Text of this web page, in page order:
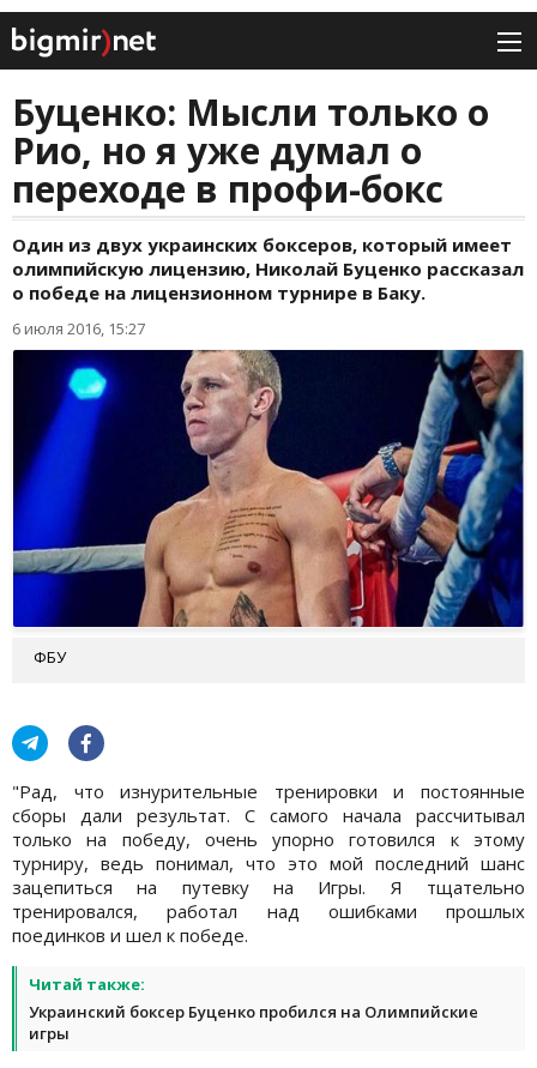
Буценко: Мысли только о
Рио, но я уже думал о
переходе в профи-бокс
Один из двух украинских боксеров, который имеет
олимпийскую лицензию, Николай Буценко рассказал
о победе на лицензионном турнире в Баку.
6 июля 2016, 15:27
ФБУ
"Рад, что изнурительные тренировки и постоянные
сборы дали результат. С самого начала рассчитывал
только на победу, очень упорно готовился к этому
турниру, ведь понимал, что это мой последний шанс
зацепиться на путевку на Игры. Я тщательно
тренировался, работал над ошибками прошлых
поединков и шел к победе.
Читай также:
Украинский боксер Буценко пробился на Олимпийские
игры